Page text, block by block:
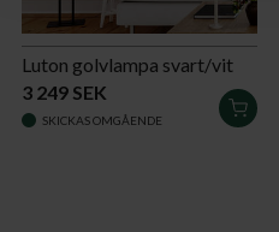
Luton golvlampa svart/vit
3 249 SEK
LÄGG
I
SKICKAS OMGÅENDE